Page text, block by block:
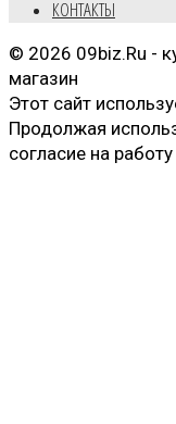
КОНТАКТЫ
© 2026 09biz.Ru -
магазин
Этот сайт
Продолжая
согласие на